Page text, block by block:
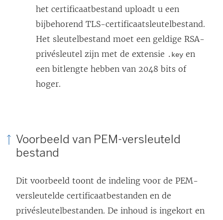
het certificaatbestand uploadt u een
bijbehorend TLS-certificaatsleutelbestand.
Het sleutelbestand moet een geldige RSA-
privésleutel zijn met de extensie .key en
een bitlengte hebben van 2048 bits of
hoger.
Voorbeeld van PEM-versleuteld
bestand
Dit voorbeeld toont de indeling voor de PEM-
versleutelde certificaatbestanden en de
privésleutelbestanden. De inhoud is ingekort en